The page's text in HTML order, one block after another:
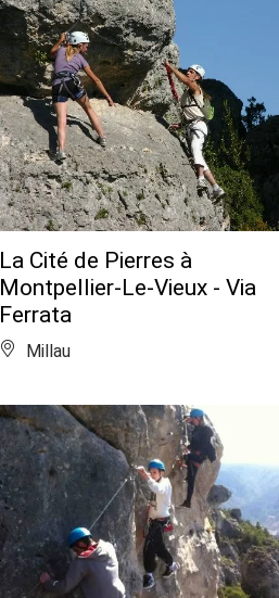
La Cité de Pierres à
Montpellier-Le-Vieux - Via
Ferrata
Millau